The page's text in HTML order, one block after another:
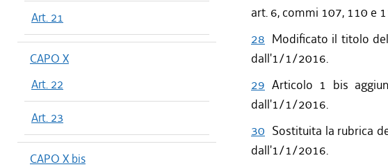
Art. 21
CAPO X
Art. 22
Art. 23
CAPO X bis
art. 6, commi 107, 110 e
28 Modificato il titolo
dall'1/1/2016.
29 Articolo 1 bis
dall'1/1/2016.
30 Sostituita la rubrica
dall'1/1/2016.